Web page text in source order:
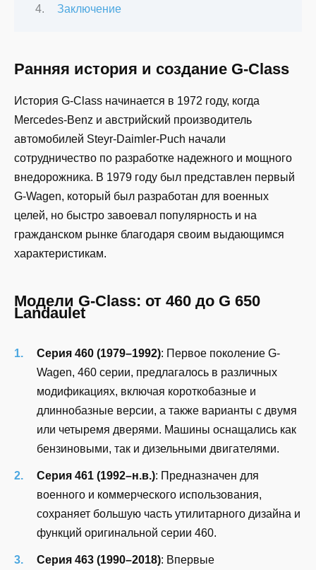
Заключение
Ранняя история и создание G-Class
История G-Class начинается в 1972 году, когда
Mercedes-Benz и австрийский производитель
автомобилей Steyr-Daimler-Puch начали
сотрудничество по разработке надежного и мощного
внедорожника. В 1979 году был представлен первый
G-Wagen, который был разработан для военных
целей, но быстро завоевал популярность и на
гражданском рынке благодаря своим выдающимся
характеристикам.
Модели G-Class: от 460 до G 650
Landaulet
Серия 460 (1979–1992): Первое поколение G-
Wagen, 460 серии, предлагалось в различных
модификациях, включая короткобазные и
длиннобазные версии, а также варианты с двумя
или четыремя дверями. Машины оснащались как
бензиновыми, так и дизельными двигателями.
Серия 461 (1992–н.в.): Предназначен для
военного и коммерческого использования,
сохраняет большую часть утилитарного дизайна и
функций оригинальной серии 460.
Серия 463 (1990–2018): Впервые